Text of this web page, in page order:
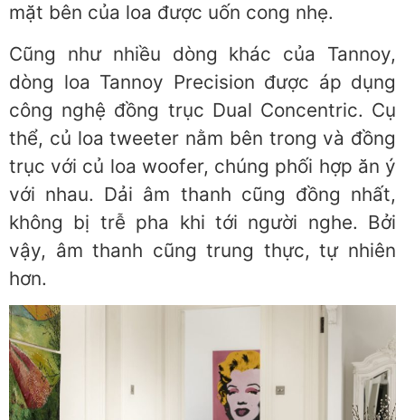
mặt bên của loa được uốn cong nhẹ.
Cũng như nhiều dòng khác của Tannoy,
dòng loa Tannoy Precision được áp dụng
công nghệ đồng trục Dual Concentric. Cụ
thể, củ loa tweeter nằm bên trong và đồng
trục với củ loa woofer, chúng phối hợp ăn ý
với nhau. Dải âm thanh cũng đồng nhất,
không bị trễ pha khi tới người nghe. Bởi
vậy, âm thanh cũng trung thực, tự nhiên
hơn.